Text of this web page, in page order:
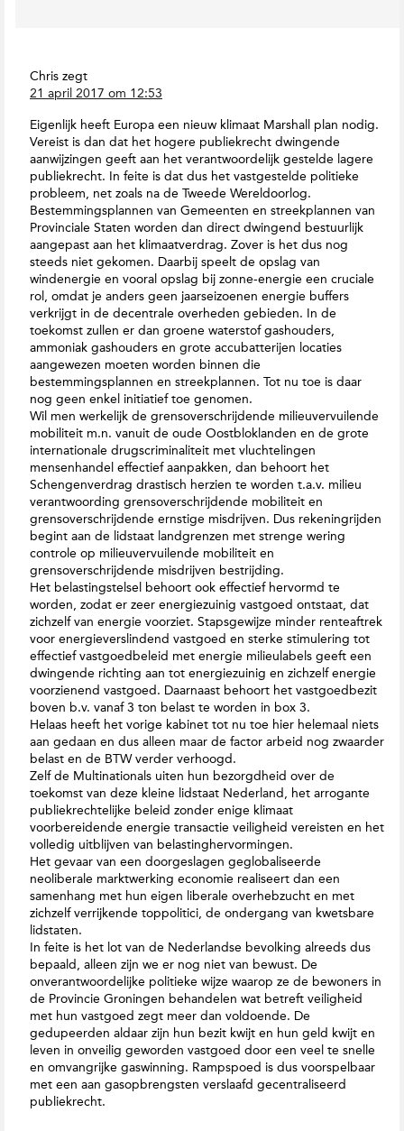
Chris zegt
21 april 2017 om 12:53
Eigenlijk heeft Europa een nieuw klimaat Marshall plan nodig.
Vereist is dan dat het hogere publiekrecht dwingende
aanwijzingen geeft aan het verantwoordelijk gestelde lagere
publiekrecht. In feite is dat dus het vastgestelde politieke
probleem, net zoals na de Tweede Wereldoorlog.
Bestemmingsplannen van Gemeenten en streekplannen van
Provinciale Staten worden dan direct dwingend bestuurlijk
aangepast aan het klimaatverdrag. Zover is het dus nog
steeds niet gekomen. Daarbij speelt de opslag van
windenergie en vooral opslag bij zonne-energie een cruciale
rol, omdat je anders geen jaarseizoenen energie buffers
verkrijgt in de decentrale overheden gebieden. In de
toekomst zullen er dan groene waterstof gashouders,
ammoniak gashouders en grote accubatterijen locaties
aangewezen moeten worden binnen die
bestemmingsplannen en streekplannen. Tot nu toe is daar
nog geen enkel initiatief toe genomen.
Wil men werkelijk de grensoverschrijdende milieuvervuilende
mobiliteit m.n. vanuit de oude Oostbloklanden en de grote
internationale drugscriminaliteit met vluchtelingen
mensenhandel effectief aanpakken, dan behoort het
Schengenverdrag drastisch herzien te worden t.a.v. milieu
verantwoording grensoverschrijdende mobiliteit en
grensoverschrijdende ernstige misdrijven. Dus rekeningrijden
begint aan de lidstaat landgrenzen met strenge wering
controle op milieuvervuilende mobiliteit en
grensoverschrijdende misdrijven bestrijding.
Het belastingstelsel behoort ook effectief hervormd te
worden, zodat er zeer energiezuinig vastgoed ontstaat, dat
zichzelf van energie voorziet. Stapsgewijze minder renteaftrek
voor energieverslindend vastgoed en sterke stimulering tot
effectief vastgoedbeleid met energie milieulabels geeft een
dwingende richting aan tot energiezuinig en zichzelf energie
voorzienend vastgoed. Daarnaast behoort het vastgoedbezit
boven b.v. vanaf 3 ton belast te worden in box 3.
Helaas heeft het vorige kabinet tot nu toe hier helemaal niets
aan gedaan en dus alleen maar de factor arbeid nog zwaarder
belast en de BTW verder verhoogd.
Zelf de Multinationals uiten hun bezorgdheid over de
toekomst van deze kleine lidstaat Nederland, het arrogante
publiekrechtelijke beleid zonder enige klimaat
voorbereidende energie transactie veiligheid vereisten en het
volledig uitblijven van belastinghervormingen.
Het gevaar van een doorgeslagen geglobaliseerde
neoliberale marktwerking economie realiseert dan een
samenhang met hun eigen liberale overhebzucht en met
zichzelf verrijkende toppolitici, de ondergang van kwetsbare
lidstaten.
In feite is het lot van de Nederlandse bevolking alreeds dus
bepaald, alleen zijn we er nog niet van bewust. De
onverantwoordelijke politieke wijze waarop ze de bewoners in
de Provincie Groningen behandelen wat betreft veiligheid
met hun vastgoed zegt meer dan voldoende. De
gedupeerden aldaar zijn hun bezit kwijt en hun geld kwijt en
leven in onveilig geworden vastgoed door een veel te snelle
en omvangrijke gaswinning. Rampspoed is dus voorspelbaar
met een aan gasopbrengsten verslaafd gecentraliseerd
publiekrecht.